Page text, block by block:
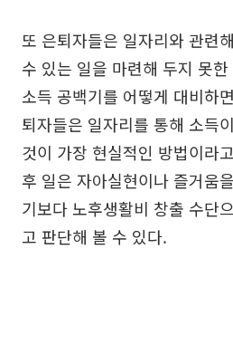
또 은퇴자들은 일자리와 관련
수 있는 일을 마련해 두지 못
소득 공백기를 어떻게 대비하
퇴자들은 일자리를 통해 소득
것이 가장 현실적인 방법이라
후 일은 자아실현이나 즐거움
기보다 노후생활비 창출 수단
고 판단해 볼 수 있다.